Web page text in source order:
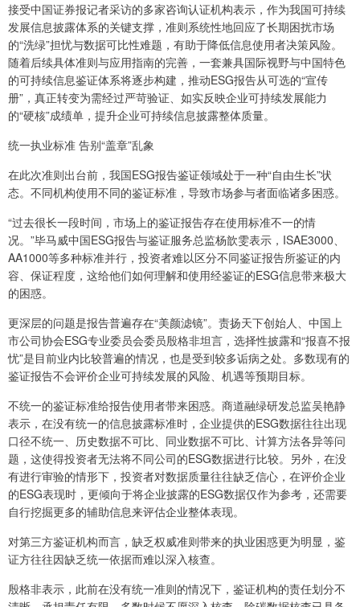
接受中国证券报记者采访的多家咨询认证机构表示，作为我国可持续
发展信息披露体系的关键支撑，准则系统性地回应了长期困扰市场
的“洗绿”担忧与数据可比性难题，有助于降低信息使用者决策风险。
随着后续具体准则与应用指南的完善，一套兼具国际视野与中国特色
的可持续信息鉴证体系将逐步构建，推动ESG报告从可选的“宣传
册”，真正转变为需经过严苛验证、如实反映企业可持续发展能力
的“硬核”成绩单，提升企业可持续信息披露整体质量。
统一执业标准 告别“盖章”乱象
在此次准则出台前，我国ESG报告鉴证领域处于一种“自由生长”状
态。不同机构使用不同的鉴证标准，导致市场参与者面临诸多困惑。
“过去很长一段时间，市场上的鉴证报告存在使用标准不一的情
况。”毕马威中国ESG报告与鉴证服务总监杨歆雯表示，ISAE3000、
AA1000等多种标准并行，投资者难以区分不同鉴证报告所鉴证的内
容、保证程度，这给他们如何理解和使用经鉴证的ESG信息带来极大
的困惑。
更深层的问题是报告普遍存在“美颜滤镜”。责扬天下创始人、中国上
市公司协会ESG专业委员会委员殷格非坦言，选择性披露和“报喜不报
忧”是目前业内比较普遍的情况，也是受到较多诟病之处。多数现有的
鉴证报告不会评价企业可持续发展的风险、机遇等预期目标。
不统一的鉴证标准给报告使用者带来困惑。商道融绿研发总监吴艳静
表示，在没有统一的信息披露标准时，企业提供的ESG数据往往出现
口径不统一、历史数据不可比、同业数据不可比、计算方法各异等问
题，这使得投资者无法将不同公司的ESG数据进行比较。另外，在没
有进行审验的情形下，投资者对数据质量往往缺乏信心，在评价企业
的ESG表现时，更倾向于将企业披露的ESG数据仅作为参考，还需要
自行挖掘更多的辅助信息来评估企业整体表现。
对第三方鉴证机构而言，缺乏权威准则带来的执业困惑更为明显，鉴
证方往往因缺乏统一依据而难以深入核查。
殷格非表示，此前在没有统一准则的情况下，鉴证机构的责任划分不